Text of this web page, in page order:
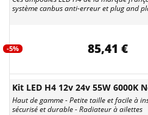
système canbus anti-erreur et plug and
-5% 85,41 €
Kit LED H4 12v 24v 55W 6000K
Haut de gamme - Petite taille et facile à
sécurisé et durable - Radiateur à ailettes